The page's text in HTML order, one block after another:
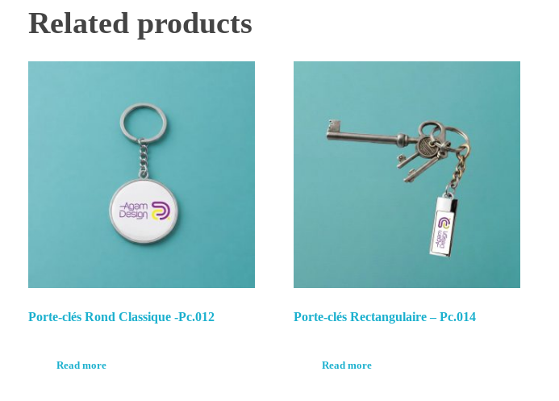
Related products
Porte-clés Rond Classique -Pc.012
Read more
Porte-clés Rectangulaire – Pc.014
Read more